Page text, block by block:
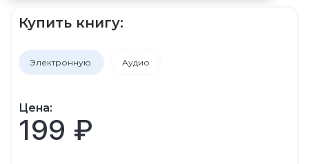
Купить книгу:
Электронную Аудио
Цена:
199 ₽